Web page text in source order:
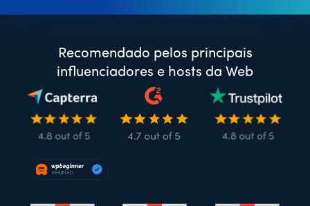
Recomendado pelos principais
influenciadores e hosts da Web